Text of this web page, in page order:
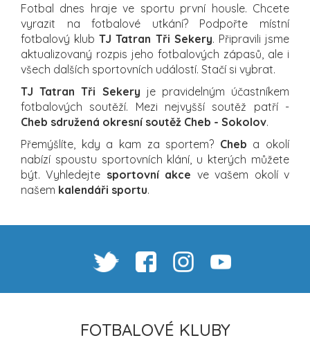
Fotbal dnes hraje ve sportu první housle. Chcete
vyrazit na fotbalové utkání? Podpořte místní
fotbalový klubTJ Tatran Tři Sekery. Připravili jsme
aktualizovaný rozpis jeho fotbalových zápasů, ale i
všech dalších sportovních událostí. Stačí si vybrat.
TJ Tatran Tři Sekery je pravidelným účastníkem
fotbalových soutěží. Mezi nejvyšší soutěž patří -
Cheb sdružená okresní soutěž Cheb - Sokolov.
Přemýšlíte, kdy a kam za sportem? Cheb a okolí
nabízí spoustu sportovních klání, u kterých můžete
být. Vyhledejte sportovní akce ve vašem okolí v
našem kalendáři sportu.
FOTBALOVÉ KLUBY